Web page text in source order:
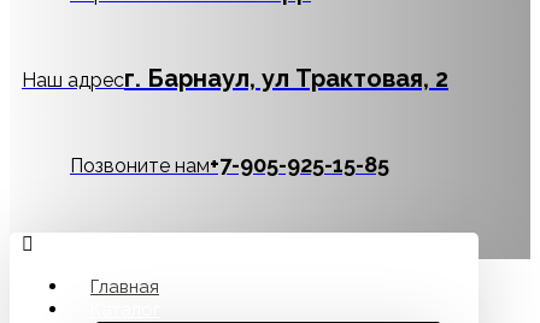
Наш адресг. Барнаул, ул Трактовая, 2
Позвоните нам‪+7-905-925-15-85
Главная